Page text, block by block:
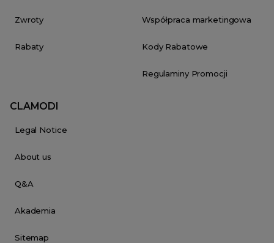
Zwroty
Rabaty
Współpraca marketingowa
Kody Rabatowe
Regulaminy Promocji
CLAMODI
Legal Notice
About us
Q&A
Akademia
Sitemap